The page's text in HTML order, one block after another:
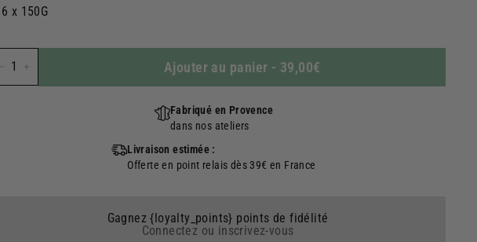
6 x 150G
Ajouter au panier - 39,00€
Fabriqué en Provence
dans nos ateliers
Livraison estimée :
Offerte en point relais dès 39€ en France
Gagnez {loyalty_points} points de fidélité
Connectez ou inscrivez-vous